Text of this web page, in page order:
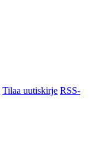
Tilaa uutiskirje RSS-